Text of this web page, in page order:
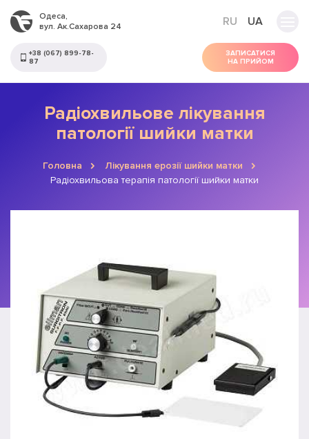
Одеса,
вул. Ак.Сахарова 24
RU UA
+38 (067) 899-78-
87
ЗАПИСАТИСЯ
НА ПРИЙОМ
Радіохвильове лікування
патології шийки матки
Головна
Лікування ерозії шийки матки
Радіохвильова терапія патології шийки матки